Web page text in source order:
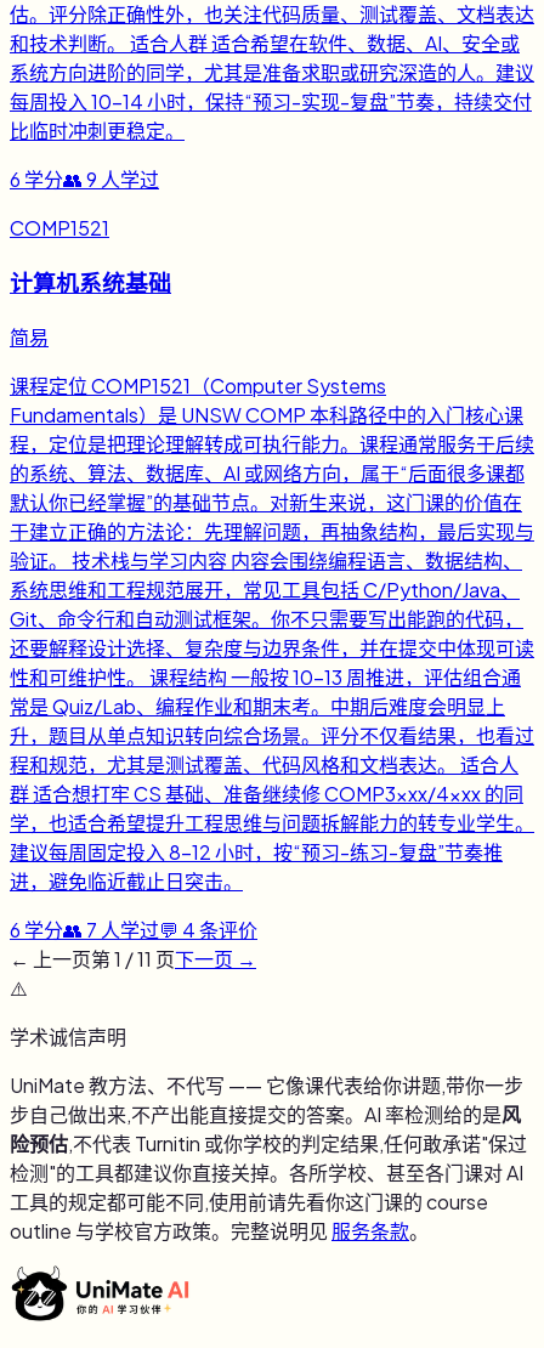
估。评分除正确性外，也关注代码质量、测试覆盖、文档表达
和技术判断。 适合人群 适合希望在软件、数据、AI、安全或
系统方向进阶的同学，尤其是准备求职或研究深造的人。建议
每周投入 10-14 小时，保持“预习-实现-复盘”节奏，持续交付
比临时冲刺更稳定。
6 学分👥9 人学过
COMP1521
计算机系统基础
简易
课程定位 COMP1521（Computer Systems
Fundamentals）是 UNSW COMP 本科路径中的入门核心课
程，定位是把理论理解转成可执行能力。课程通常服务于后续
的系统、算法、数据库、AI 或网络方向，属于“后面很多课都
默认你已经掌握”的基础节点。对新生来说，这门课的价值在
于建立正确的方法论：先理解问题，再抽象结构，最后实现与
验证。 技术栈与学习内容 内容会围绕编程语言、数据结构、
系统思维和工程规范展开，常见工具包括 C/Python/Java、
Git、命令行和自动测试框架。你不只需要写出能跑的代码，
还要解释设计选择、复杂度与边界条件，并在提交中体现可读
性和可维护性。 课程结构 一般按 10-13 周推进，评估组合通
常是 Quiz/Lab、编程作业和期末考。中期后难度会明显上
升，题目从单点知识转向综合场景。评分不仅看结果，也看过
程和规范，尤其是测试覆盖、代码风格和文档表达。 适合人
群 适合想打牢 CS 基础、准备继续修 COMP3xxx/4xxx 的同
学，也适合希望提升工程思维与问题拆解能力的转专业学生。
建议每周固定投入 8-12 小时，按“预习-练习-复盘”节奏推
进，避免临近截止日突击。
6 学分👥 7 人学过💬 4条评价
← 上一页第1 /11 页下一页 →
⚠️
学术诚信声明
UniMate 教方法、不代写 —— 它像课代表给你讲题,带你一步
步自己做出来,不产出能直接提交的答案。AI 率检测给的是风
险预估,不代表 Turnitin 或你学校的判定结果,任何敢承诺"保过
检测"的工具都建议你直接关掉。各所学校、甚至各门课对 AI
工具的规定都可能不同,使用前请先看你这门课的 course
outline 与学校官方政策。完整说明见 服务条款。